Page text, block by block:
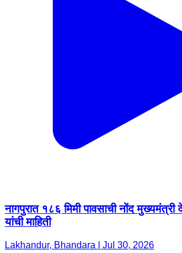
नागपुरात १८६ मिमी पावसाची नोंद
यांची माहिती
Lakhandur, Bhandara | Jul 30, 2026